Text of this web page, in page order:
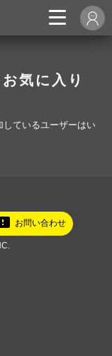
気に入り
しているユーザーはい
お問い合わせ